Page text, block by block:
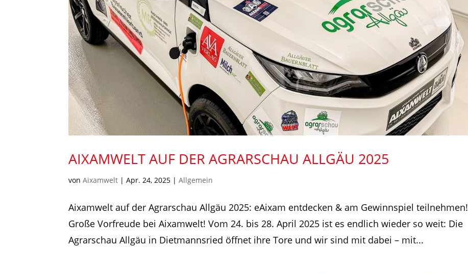
AIXAMWELT AUF DER AGRARSCHAU ALLGÄU 2025
vonAixamwelt |Apr. 24, 2025 |Allgemein
Aixamwelt auf der Agrarschau Allgäu 2025: eAixam entdecken & am Gewinnspiel teilnehmen!
Große Vorfreude bei Aixamwelt! Vom 24. bis 28. April 2025 ist es endlich wieder so weit: Die
Agrarschau Allgäu in Dietmannsried öffnet ihre Tore und wir sind mit dabei – mit...